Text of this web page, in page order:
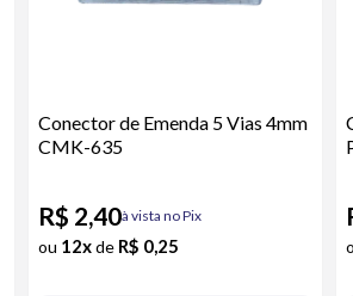
Conector de Emenda 5 Vias 4mm
CMK-635
R$ 2,40à vista no Pix
ou 12xde R$ 0,25